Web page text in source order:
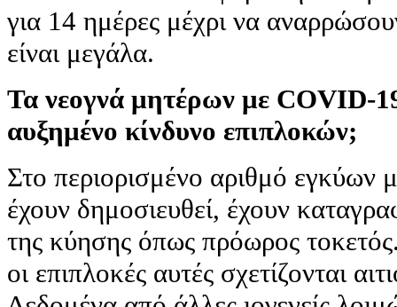
για 14 ημέρες μέχρι να
είναι μεγάλα.
Τα νεογνά μητέρων με COVID-
αυξημένο κίνδυνο επιπλοκών;
Στο περιορισμένο αριθμό
έχουν δημοσιευθεί, έχουν
της κύησης όπως πρόωρος
οι επιπλοκές αυτές σχετίζονται